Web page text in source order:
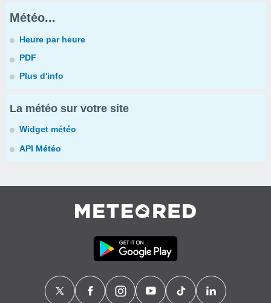
Météo...
Heure par heure
PDF
Plus d'info
La météo sur votre site
Widget météo
API Météo